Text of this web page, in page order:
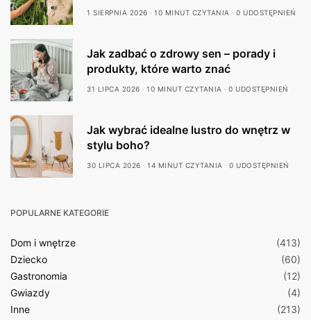
1 SIERPNIA 2026 10 MINUT CZYTANIA 0 UDOSTĘPNIEŃ
Jak zadbać o zdrowy sen – porady i
produkty, które warto znać
31 LIPCA 2026 10 MINUT CZYTANIA 0 UDOSTĘPNIEŃ
Jak wybrać idealne lustro do wnętrz w
stylu boho?
30 LIPCA 2026 14 MINUT CZYTANIA 0 UDOSTĘPNIEŃ
POPULARNE KATEGORIE
Dom i wnętrze
(413)
Dziecko
(60)
Gastronomia
(12)
Gwiazdy
(4)
Inne
(213)